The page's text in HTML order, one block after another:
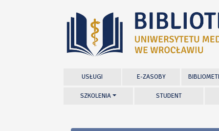
USŁUGI E-ZASOBY
SZKOLENIA STUDENT